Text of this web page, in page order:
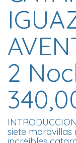
2
siete maravillas